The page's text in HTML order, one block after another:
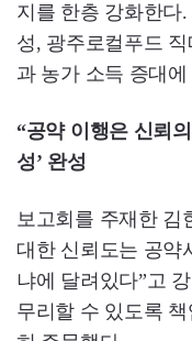
지를 한층 강화한다
성, 광주로컬푸드
과 농가 소득 증대
“공약 이행은 신뢰
성’ 완성
보고회를 주재한 김
대한 신뢰도는 공약
냐에 달려있다”고
무리할 수 있도록